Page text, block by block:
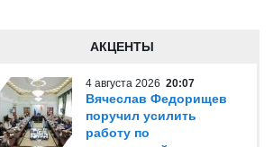
АКЦЕНТЫ
4 августа 2026 20:07
Вячеслав Федорищев
поручил усилить
работу по